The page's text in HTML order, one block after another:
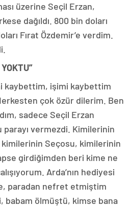
üzerine Seçil Erzan,
dağıldı. 800 bin doları
Fırat Özdemir’e verdim.
kaybettim, işimi kaybettim
çok özür dilerim. Ben
sadece Seçil Erzan
parayı vermezdi. Kimilerinin
kimilerinin Seçosu, kimilerinin
girdiğimden beri kime ne
Arda’nın hediyesi
paradan nefret etmiştim
babam ölmüştü, kimse bana